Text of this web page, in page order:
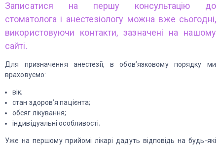
Записатися на першу консультацію до
стоматолога і анестезіологу можна вже сьогодні,
використовуючи контакти, зазначені на нашому
сайті.
Для призначення анестезії, в обов’язковому порядку ми
враховуємо:
вік;
стан здоров’я пацієнта;
обсяг лікування;
індивідуальні особливості;
Уже на першому прийомі лікарі дадуть відповідь на будь-які